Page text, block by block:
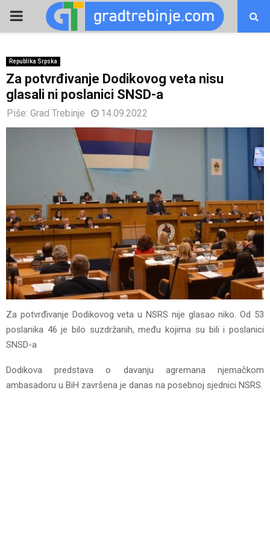
PRIMARY
Republika Srpska
Za potvrđivanje Dodikovog veta nisu
glasali ni poslanici SNSD-a
Piše: Grad Trebinje 14.09.2022
Za potvrđivanje Dodikovog veta u NSRS nije glasao niko. Od 53
poslanika 46 je bilo suzdržanih, među kojima su bili i poslanici
SNSD-a
Dodikova predstava o davanju agremana njemačkom
ambasadoru u BiH završena je danas na posebnoj sjednici NSRS.